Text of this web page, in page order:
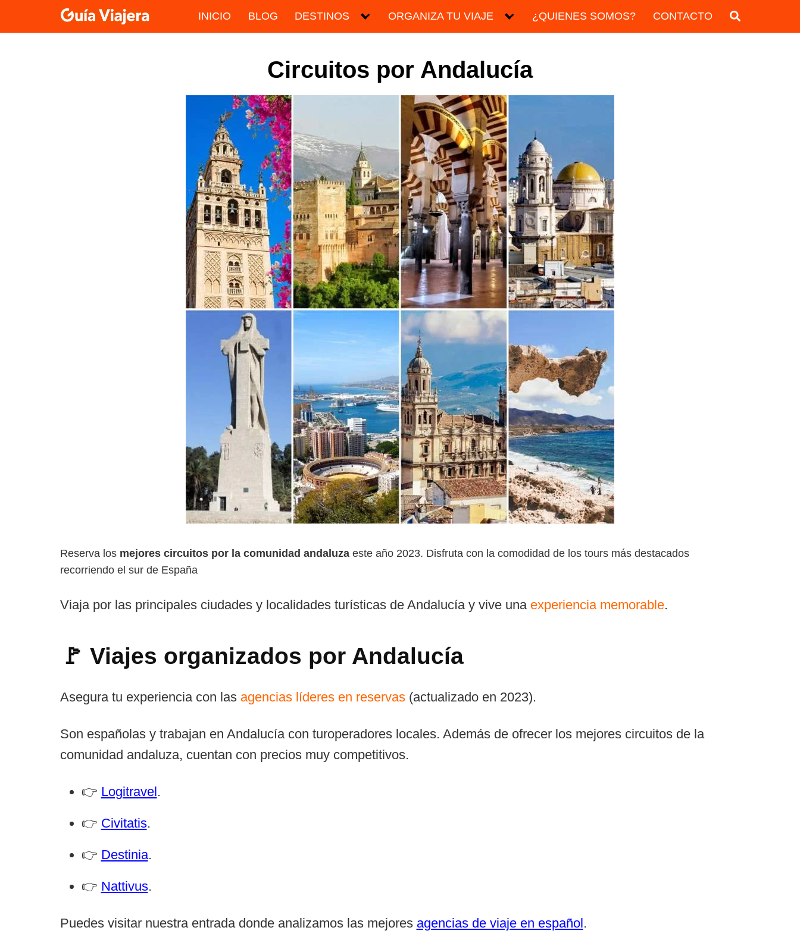
to
INICIO BLOG DESTINOS ORGANIZA TU VIAJE ¿QUIENES SOMOS? CONTACTO
Circuitos por Andalucía
Reserva los mejores circuitos por la comunidad andaluzaeste año 2023. Disfruta con la comodidad de los tours más destacados
recorriendo el sur de España
Viaja por las principales ciudades y localidades turísticas de Andalucía y vive una experiencia memorable.
🚩 Viajes organizados por Andalucía
Asegura tu experiencia con las agencias líderes en reservas(actualizado en 2023).
Son españolas y trabajan en Andalucía con turoperadores locales. Además de ofrecer los mejores circuitos de la
comunidad andaluza, cuentan con precios muy competitivos.
👉 Logitravel.
👉 Civitatis.
👉 Destinia.
👉 Nattivus.
Puedes visitar nuestra entrada donde analizamos las mejores agencias de viaje en español.